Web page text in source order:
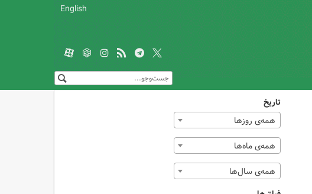
English
تاریخ
همه‌ی روزها
همه‌ی ماه‌ها
همه‌ی سال‌ها